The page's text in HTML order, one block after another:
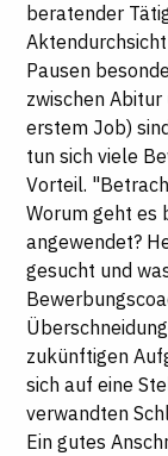
beratender
Pausen
zwischen Abitur
erstem Job)
tun sich viele
Vorteil.
Worum geht es
angewendet?
gesucht und
zukünftigen
sich auf eine
verwandten
Ein gutes